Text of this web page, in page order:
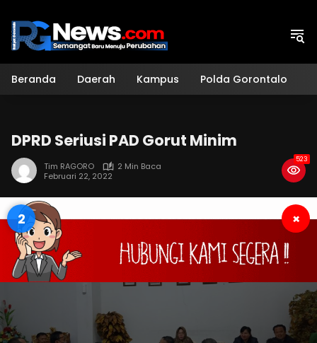
konten
Beranda Daerah Kampus Polda Gorontalo
DPRD Seriusi PAD Gorut Minim
Tim RAGORO
2 Min Baca
Februari 22, 2022
523
2 ×